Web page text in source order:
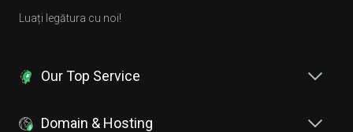
Luați legătura cu noi!
Our Top Service
Domain & Hosting